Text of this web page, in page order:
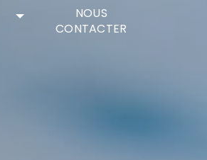
NOUS
CONTACTER